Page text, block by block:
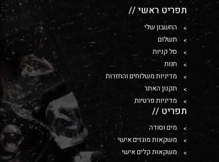
תפריט ראשי //
החשבון שלי
תשלום
סל קניות
חנות
מדיניות משלוחים והחזרות
תקנון האתר
מדיניות פרטיות
תפריט //
מים וסודה
משקאות מוגזים אישי
משקאות קלים אישי